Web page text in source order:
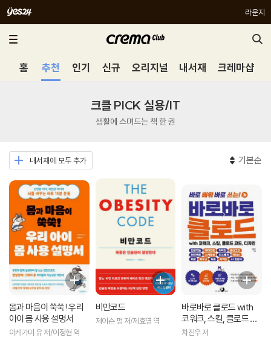
라운지
홈 추천 인기 신규 오리지널 내서재 크레마샵
크클 PICK 실용/IT
생활에 스며드는 책 한 권
내서재에 모두 추가 기본순
몸과 마음이 쑥쑥! 우리
아이 몸 사용 설명서
이케가미 유 저/이정현 역
비만코드
제이슨 펑 저/제효영 역
바로바로 클로드 with
코워크, 스킬, 클로드 코
드, 디자인
차진우 저